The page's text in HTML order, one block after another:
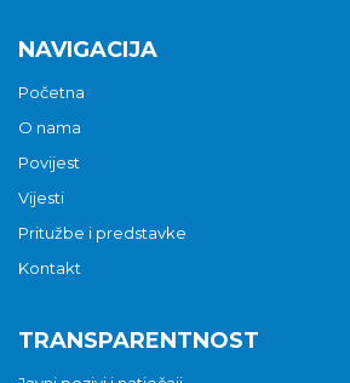
NAVIGACIJA
Početna
O nama
Povijest
Vijesti
Pritužbe i predstavke
Kontakt
TRANSPARENTNOST